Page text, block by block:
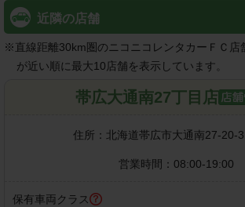
近隣の店舗
※直線距離30km圏のニコニコレンタカーＦＣ店
が近い順に最大10店舗を表示しています。
帯広大通南27丁目店
住所： 北海道帯広市大通南27-20-3
営業時間： 08:00-19:00
保有車両クラス